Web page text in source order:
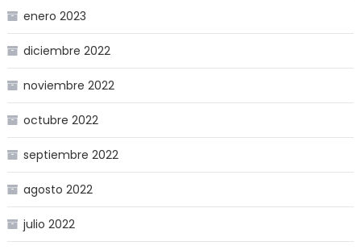
enero 2023
diciembre 2022
noviembre 2022
octubre 2022
septiembre 2022
agosto 2022
julio 2022